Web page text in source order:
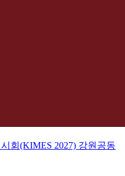
회(KIMES 2027) 강원공동